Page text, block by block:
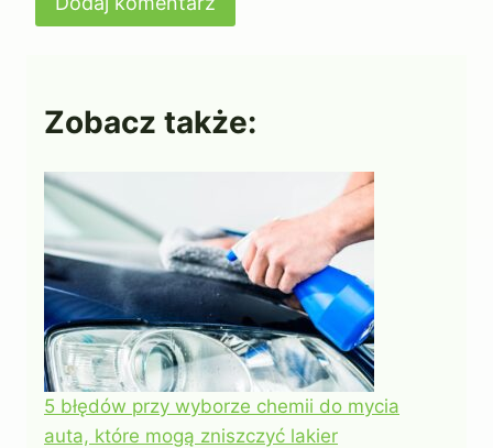
Zobacz także:
5 błędów przy wyborze chemii do mycia
auta, które mogą zniszczyć lakier